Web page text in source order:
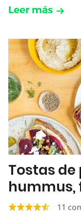
Leer más
Tostas
hummus,
11